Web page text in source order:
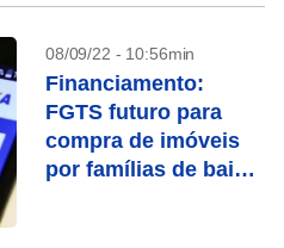
08/09/22 - 10:56min
Financiamento:
FGTS futuro para
compra de imóveis
por famílias de baixa